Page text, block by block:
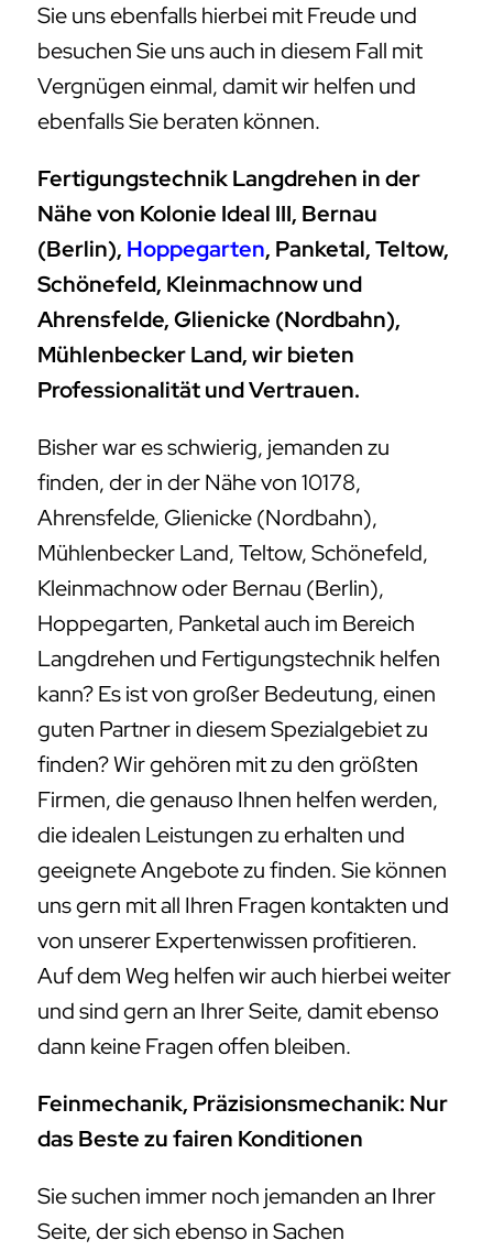
Sie uns ebenfalls hierbei mit Freude und
besuchen Sie uns auch in diesem Fall mit
Vergnügen einmal, damit wir helfen und
ebenfalls Sie beraten können.
Fertigungstechnik Langdrehen in der
Nähe von Kolonie Ideal III, Bernau
(Berlin), Hoppegarten, Panketal, Teltow,
Schönefeld, Kleinmachnow und
Ahrensfelde, Glienicke (Nordbahn),
Mühlenbecker Land, wir bieten
Professionalität und Vertrauen.
Bisher war es schwierig, jemanden zu
finden, der in der Nähe von 10178,
Ahrensfelde, Glienicke (Nordbahn),
Mühlenbecker Land, Teltow, Schönefeld,
Kleinmachnow oder Bernau (Berlin),
Hoppegarten, Panketal auch im Bereich
Langdrehen und Fertigungstechnik helfen
kann? Es ist von großer Bedeutung, einen
guten Partner in diesem Spezialgebiet zu
finden? Wir gehören mit zu den größten
Firmen, die genauso Ihnen helfen werden,
die idealen Leistungen zu erhalten und
geeignete Angebote zu finden. Sie können
uns gern mit all Ihren Fragen kontakten und
von unserer Expertenwissen profitieren.
Auf dem Weg helfen wir auch hierbei weiter
und sind gern an Ihrer Seite, damit ebenso
dann keine Fragen offen bleiben.
Feinmechanik, Präzisionsmechanik: Nur
das Beste zu fairen Konditionen
Sie suchen immer noch jemanden an Ihrer
Seite, der sich ebenso in Sachen